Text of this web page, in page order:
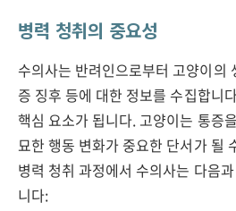
병력 청취의 중요성
수의사는 반려인으로부터 고양이의
증 징후 등에 대한 정보를 수집합니
핵심 요소가 됩니다. 고양이는 통증
묘한 행동 변화가 중요한 단서가 될
병력 청취 과정에서 수의사는 다음
니다: